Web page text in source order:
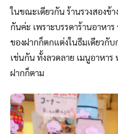
ในขณะเดียวกัน ร้านรวงสองข้
กันค่ะ เพราะบรรดาร้านอาหา
ของฝากก็ตกแต่งในธีมเดียวกับ
เช่นกัน ทั้งลวดลาย เมนูอาหา
ฝากก็ตาม